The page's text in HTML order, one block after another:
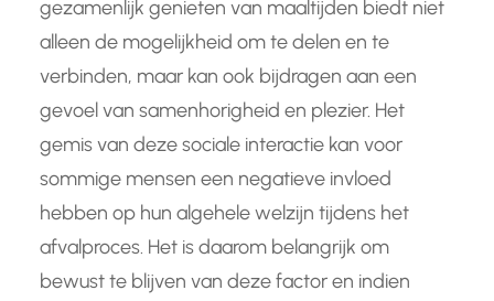
gezamenlijk genieten van maaltijden biedt niet
alleen de mogelijkheid om te delen en te
verbinden, maar kan ook bijdragen aan een
gevoel van samenhorigheid en plezier. Het
gemis van deze sociale interactie kan voor
sommige mensen een negatieve invloed
hebben op hun algehele welzijn tijdens het
afvalproces. Het is daarom belangrijk om
bewust te blijven van deze factor en indien